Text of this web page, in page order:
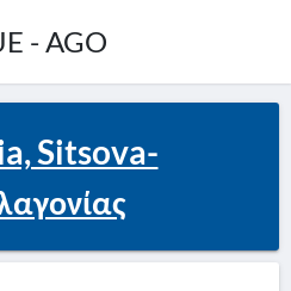
- AGO
Sitsova-